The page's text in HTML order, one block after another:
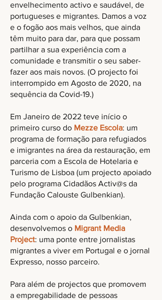
envelhecimento activo e saudável, de
portugueses e migrantes. Damos a voz
e o fogão aos mais velhos, que ainda
têm muito para dar, para que possam
partilhar a sua experiência com a
comunidade e transmitir o seu saber-
fazer aos mais novos. (O projecto foi
interrompido em Agosto de 2020, na
sequência da Covid-19.)
Em Janeiro de 2022 teve início o
primeiro curso do Mezze Escola: um
programa de formação para refugiados
e imigrantes na área da restauração, em
parceria com a Escola de Hotelaria e
Turismo de Lisboa (um projecto apoiado
pelo programa Cidadãos Activ@s da
Fundação Calouste Gulbenkian).
Ainda com o apoio da Gulbenkian,
desenvolvemos o Migrant Media
Project: uma ponte entre jornalistas
migrantes a viver em Portugal e o jornal
Expresso, nosso parceiro.
Para além de projectos que promovem
a empregabilidade de pessoas